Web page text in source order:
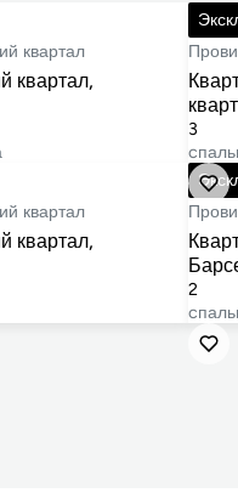
квартал
квартал,
3
квартал
квартал,
2